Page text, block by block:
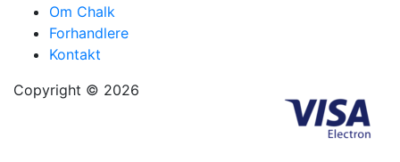
Om Chalk
Forhandlere
Kontakt
Copyright © 2026